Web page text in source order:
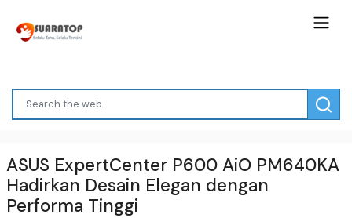
ASUS ExpertCenter P600 AiO PM640KA
Hadirkan Desain Elegan dengan
Performa Tinggi